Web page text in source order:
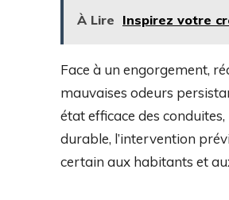
À Lire Inspirez votre
Face à un engorgement,
mauvaises odeurs
état efficace des
durable, l’intervention
certain aux habitants et